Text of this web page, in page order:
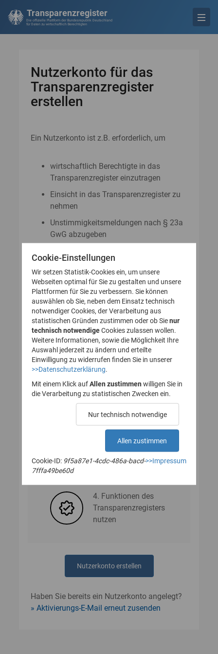
Transparenzregister
Die offizielle Plattform der Bundesrepublik Deutschland
für Daten zu wirtschaftlich Berechtigten
Nutzerkonto für das
Transparenzregister
erstellen
Ein Nutzerkonto ist z.B. erforderlich, um
wirtschaftlich Berechtigte in das
Transparenzregister einzutragen
Einsicht in das Transparenzregister zu
nehmen
Unstimmigkeitsmeldungen nach § 23a
GwG abzugeben
GwG zu stellen
So legen Sie Ihr Nutzerkonto für
das Transparenzregister an
(Registrierung):
1. Nutzerkonto erstellen
des Nutzerkontos
bestätigen
3. Nutzerdaten angeben
4. Funktionen des
Transparenzregisters
nutzen
Nutzerkonto erstellen
Haben Sie bereits ein Nutzerkonto angelegt?
Aktivierungs-E-Mail erneut zusenden
Cookie-Einstellungen
Wir setzen Statistik-Cookies ein, um unsere
Webseiten optimal für Sie zu gestalten und unsere
Plattformen für Sie zu verbessern. Sie können
auswählen ob Sie, neben dem Einsatz technisch
notwendiger Cookies, der Verarbeitung aus
statistischen Gründen zustimmen oder ob Sienur
technisch notwendigeCookies zulassen wollen.
Weitere Informationen, sowie die Möglichkeit Ihre
Auswahl jederzeit zu ändern und erteilte
Einwilligung zu widerrufen finden Sie in unserer
>>Datenschutzerklärung
Mit einem Klick auf Allen zustimmen willigen Sie in
die Verarbeitung zu statistischen Zwecken ein.
Nur technisch notwendige
Allen zustimmen
Cookie-ID: 9f5a87e1-4cdc-486a-bacd-
7fffa49be60d
>>Impressum